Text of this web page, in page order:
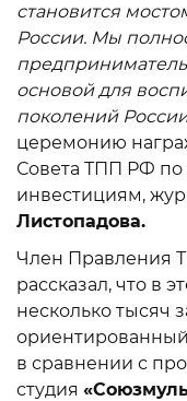
становится
России. Мы
основой для
поколений
церемонию
Совета ТПП РФ
инвестициям,
Листопадова.
Член Правления
рассказал, что в
несколько тысяч
в сравнении с
студия